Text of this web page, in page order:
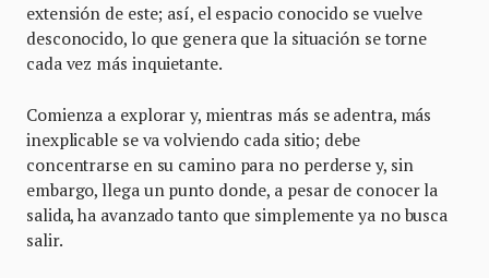
extensión de este; así, el espacio conocido se vuelve
desconocido, lo que genera que la situación se torne
cada vez más inquietante.
Comienza a explorar y, mientras más se adentra, más
inexplicable se va volviendo cada sitio; debe
concentrarse en su camino para no perderse y, sin
embargo, llega un punto donde, a pesar de conocer la
salida, ha avanzado tanto que simplemente ya no busca
salir.